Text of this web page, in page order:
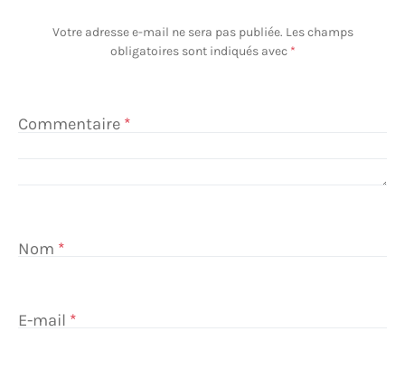
Votre adresse e-mail ne sera pas publiée. Les champs
obligatoires sont indiqués avec *
Commentaire *
Nom *
E-mail *